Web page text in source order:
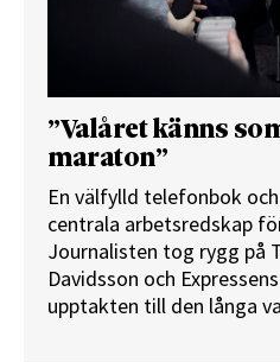
”Valåret känns
maraton”
En välfylld telefonbok
centrala arbetsredskap
Journalisten tog rygg på
Davidsson och
upptakten till den långa